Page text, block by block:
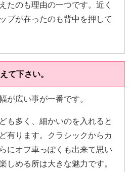
たのも理由の一つです。近く
プが在ったのも背中を押して
て下さい。
が広い事が一番です。
も多く、細かいのを入れると
有ります。クラシックからカ
にオフ車っぽくも出来て思い
しめる所は大きな魅力です。